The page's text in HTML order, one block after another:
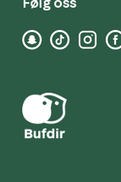
Følg oss